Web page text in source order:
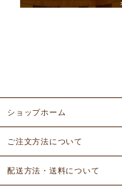
ショップホーム
ご注文方法について
配送方法・送料について